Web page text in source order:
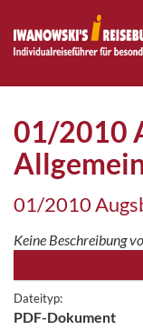
01/2010
01/2010
Keine Beschreibung
Dateityp:
PDF-Dokument